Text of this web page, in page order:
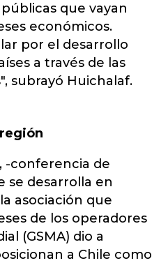
que vayan
económicos.
por el desarrollo
a través de las
subrayó Huichalaf.
-conferencia de
se desarrolla en
asociación que
de los operadores
(GSMA) dio a
a Chile como